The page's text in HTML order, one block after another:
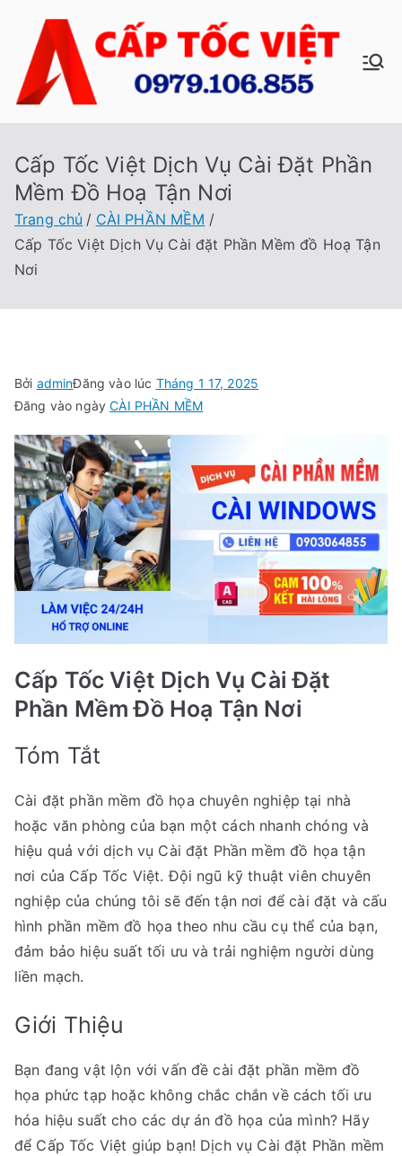
dung
C
Tố
ệt
Sửa
Nhà
Việt
Cấp Tốc Việt Dịch Vụ Cài Đặt Phần
Mềm Đồ Hoạ Tận Nơi
Trang chủ
CÀI PHẦN MỀM
Cấp Tốc Việt Dịch Vụ Cài đặt Phần Mềm đồ Hoạ Tận
Nơi
Bởi adminĐăng vào lúc Tháng 1 17, 2025
Đăng vào ngàyCÀI PHẦN MỀM
Cấp Tốc Việt Dịch Vụ Cài Đặt
Phần Mềm Đồ Hoạ Tận Nơi
Tóm Tắt
Cài đặt phần mềm đồ họa chuyên nghiệp tại nhà
hoặc văn phòng của bạn một cách nhanh chóng và
hiệu quả với dịch vụ Cài đặt Phần mềm đồ họa tận
nơi của Cấp Tốc Việt. Đội ngũ kỹ thuật viên chuyên
nghiệp của chúng tôi sẽ đến tận nơi để cài đặt và cấu
hình phần mềm đồ họa theo nhu cầu cụ thể của bạn,
đảm bảo hiệu suất tối ưu và trải nghiệm người dùng
liền mạch.
Giới Thiệu
Bạn đang vật lộn với vấn đề cài đặt phần mềm đồ
họa phức tạp hoặc không chắc chắn về cách tối ưu
hóa hiệu suất cho các dự án đồ họa của mình? Hãy
để Cấp Tốc Việt giúp bạn! Dịch vụ Cài đặt Phần mềm